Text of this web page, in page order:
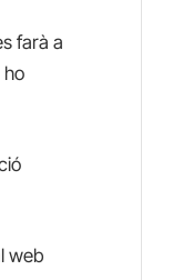
farà a
ho
web